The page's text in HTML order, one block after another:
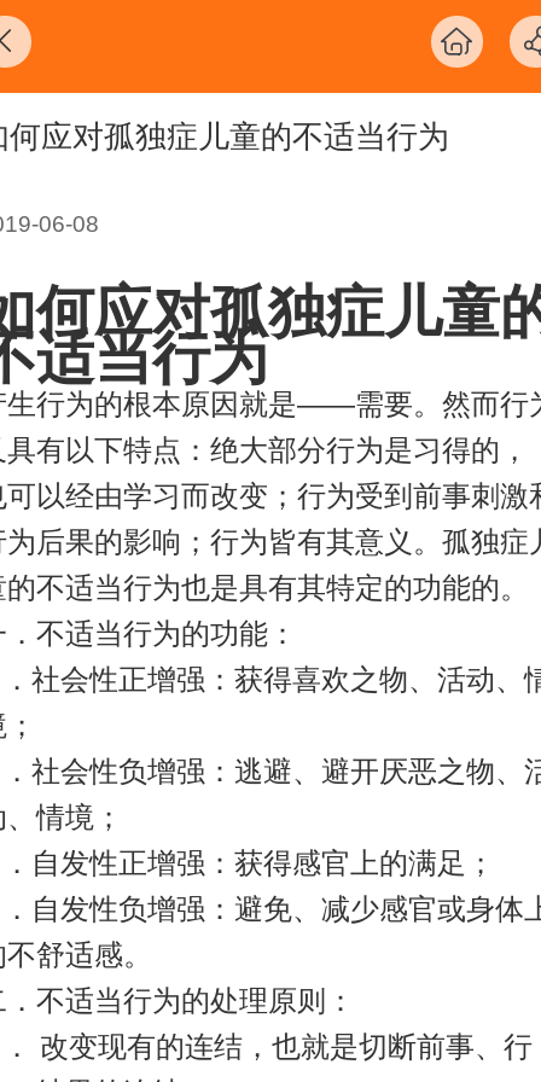
何应对孤独症儿童的不适当行为
06-08
何应对孤独症儿童
适当行为
生行为的根本原因就是——需要。然而行
具有以下特点：绝大部分行为是习得的，
可以经由学习而改变；行为受到前事刺激
为后果的影响；行为皆有其意义。孤独症
的不适当行为也是具有其特定的功能的。
．不适当行为的功能：
社会性正增强：获得喜欢之物、活动、
社会性负增强：逃避、避开厌恶之物、
情境；
自发性正增强：获得感官上的满足；
自发性负增强：避免、减少感官或身体
舒适感。
．不适当行为的处理原则：
改变现有的连结，也就是切断前事、行